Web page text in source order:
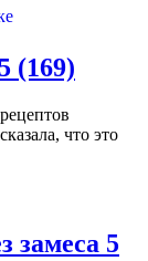
5 (169)
что это
замеса 5